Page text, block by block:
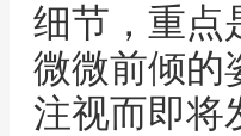
细节，重点
微微前倾的
注视而即将